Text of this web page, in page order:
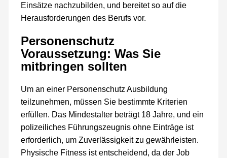
Einsätze nachzubilden, und bereitet so auf die
Herausforderungen des Berufs vor.
Personenschutz
Voraussetzung: Was Sie
mitbringen sollten
Um an einer Personenschutz Ausbildung
teilzunehmen, müssen Sie bestimmte Kriterien
erfüllen. Das Mindestalter beträgt 18 Jahre, und ein
polizeiliches Führungszeugnis ohne Einträge ist
erforderlich, um Zuverlässigkeit zu gewährleisten.
Physische Fitness ist entscheidend, da der Job